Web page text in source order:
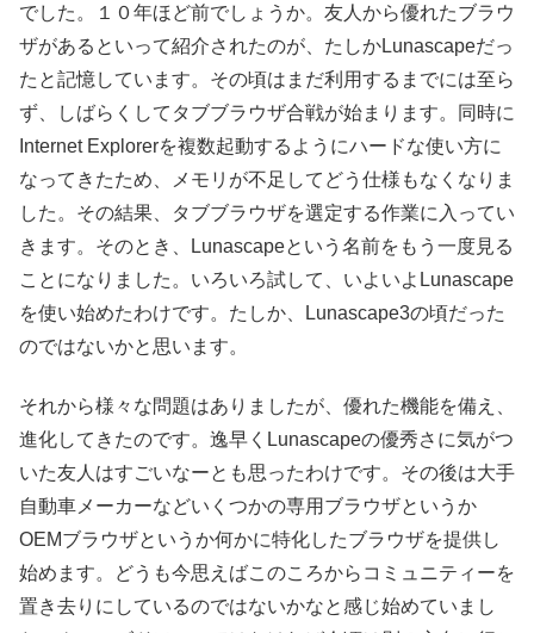
でした。１０年ほど前でしょうか。友人から優れたブラウ
ザがあるといって紹介されたのが、たしかLunascapeだっ
たと記憶しています。その頃はまだ利用するまでには至ら
ず、しばらくしてタブブラウザ合戦が始まります。同時に
Internet Explorerを複数起動するようにハードな使い方に
なってきたため、メモリが不足してどう仕様もなくなりま
した。その結果、タブブラウザを選定する作業に入ってい
きます。そのとき、Lunascapeという名前をもう一度見る
ことになりました。いろいろ試して、いよいよLunascape
を使い始めたわけです。たしか、Lunascape3の頃だった
のではないかと思います。
それから様々な問題はありましたが、優れた機能を備え、
進化してきたのです。逸早くLunascapeの優秀さに気がつ
いた友人はすごいなーとも思ったわけです。その後は大手
自動車メーカーなどいくつかの専用ブラウザというか
OEMブラウザというか何かに特化したブラウザを提供し
始めます。どうも今思えばこのころからコミュニティーを
置き去りにしているのではないかなと感じ始めていまし